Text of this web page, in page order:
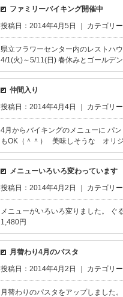
ファミリーバイキング開催中
投稿日：2014年4月5日 ｜ カテゴリー
県立フラワーセンター内のレストハ
4/1(火)～5/11(日) 春休みとゴールデ
仲間入り
投稿日：2014年4月4日 ｜ カテゴリー
4月からバイキングのメニューに パ
もOK（＾＾） 美味しそうな オリ
メニューいろいろ変わっています
投稿日：2014年4月2日 ｜ カテゴリー
メニューがいろいろ変りました。
1,480円
月替わり4月のパスタ
投稿日：2014年4月2日 ｜ カテゴリー
月替わりのパスタをアップしました